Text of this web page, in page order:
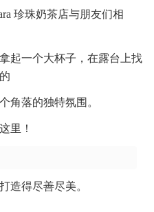
珍珠奶茶店与朋友们相
起一个大杯子，在露台上找
角落的独特氛围。
里！
造得尽善尽美。